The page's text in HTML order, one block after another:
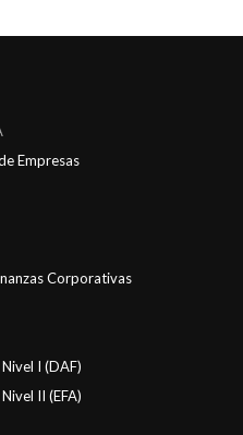
Empresas
Corporativas
I (DAF)
II (EFA)